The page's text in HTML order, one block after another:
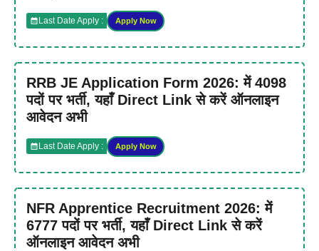
Last Date Apply : Apply Now
RRB JE Application Form 2026: में 4098
पदों पर भर्ती, यहाँ Direct Link से करें ऑनलाइन
आवेदन अभी
Last Date Apply : Apply Now
NFR Apprentice Recruitment 2026: में
6777 पदों पर भर्ती, यहाँ Direct Link से करें
ऑनलाइन आवेदन अभी